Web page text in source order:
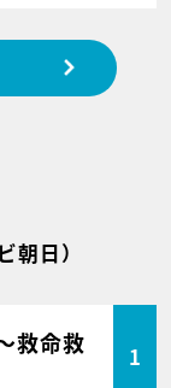
朝日）
救命救
1